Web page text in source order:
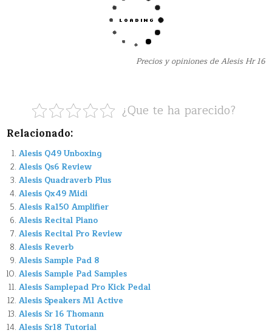
Precios y opiniones de Alesis Hr 16
¿Que te ha parecido?
Relacionado:
Alesis Q49 Unboxing
Alesis Qs6 Review
Alesis Quadraverb Plus
Alesis Qx49 Midi
Alesis Ra150 Amplifier
Alesis Recital Piano
Alesis Recital Pro Review
Alesis Reverb
Alesis Sample Pad 8
Alesis Sample Pad Samples
Alesis Samplepad Pro Kick Pedal
Alesis Speakers M1 Active
Alesis Sr 16 Thomann
Alesis Sr18 Tutorial